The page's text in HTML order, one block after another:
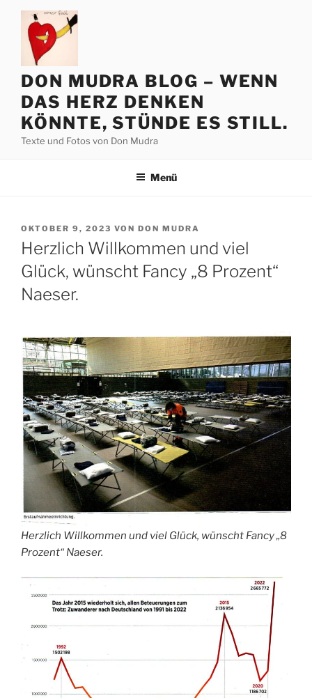
Zum
springen
DON MUDRA BLOG – WENN
DAS HERZ DENKEN
KÖNNTE, STÜNDE ES STILL.
Texte und Fotos von Don Mudra
Menü
VERÖFFENTLICHT
AM
OKTOBER 9, 2023 VON DON MUDRA
Herzlich Willkommen und viel
Glück, wünscht Fancy „8 Prozent“
Naeser.
Herzlich Willkommen und viel Glück, wünscht Fancy „8
Prozent“ Naeser.